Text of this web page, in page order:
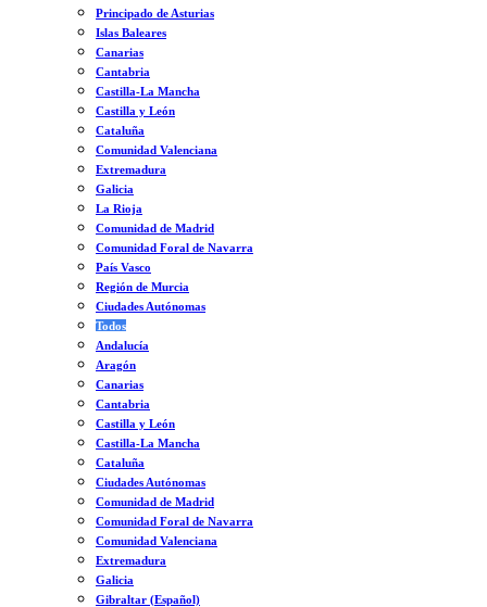
Principado de Asturias
Islas Baleares
Canarias
Cantabria
Castilla-La Mancha
Castilla y León
Cataluña
Comunidad Valenciana
Extremadura
Galicia
La Rioja
Comunidad de Madrid
Comunidad Foral de Navarra
País Vasco
Región de Murcia
Ciudades Autónomas
Todos
Andalucía
Aragón
Canarias
Cantabria
Castilla y León
Castilla-La Mancha
Cataluña
Ciudades Autónomas
Comunidad de Madrid
Comunidad Foral de Navarra
Comunidad Valenciana
Extremadura
Galicia
Gibraltar (Español)